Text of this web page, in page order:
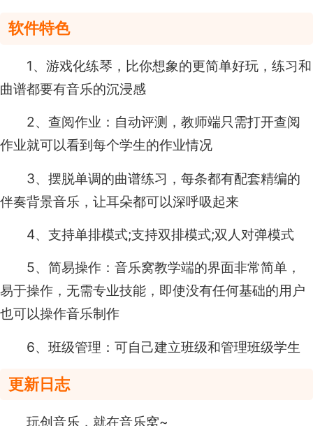
软件特色
1、游戏化练琴，比你想象的更简单好玩，练习和
曲谱都要有音乐的沉浸感
2、查阅作业：自动评测，教师端只需打开查阅
作业就可以看到每个学生的作业情况
3、摆脱单调的曲谱练习，每条都有配套精编的
伴奏背景音乐，让耳朵都可以深呼吸起来
4、支持单排模式;支持双排模式;双人对弹模式
5、简易操作：音乐窝教学端的界面非常简单，
易于操作，无需专业技能，即使没有任何基础的用户
也可以操作音乐制作
6、班级管理：可自己建立班级和管理班级学生
更新日志
玩创音乐，就在音乐窝~